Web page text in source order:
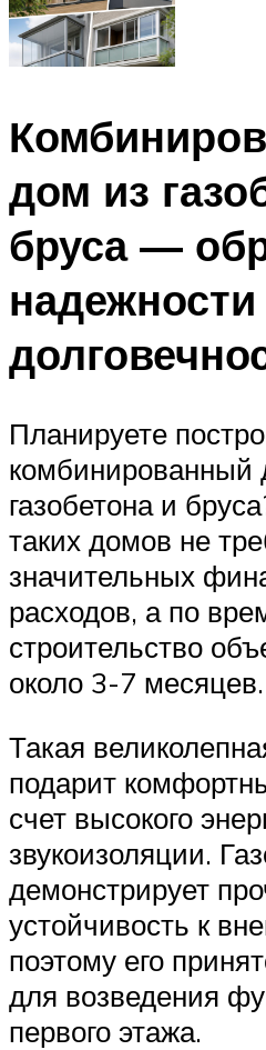
дом из
бруса —
надежности
Планируете
комбинированный
газобетона и
таких домов не
значительных
расходов, а по
строительство
около 3-7 месяцев.
Такая
подарит
счет высокого
звукоизоляции.
демонстрирует
устойчивость к
поэтому его
для возведения
первого этажа.